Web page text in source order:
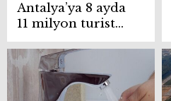
Antalya’ya 8 ayda
11 milyon turist
geldi